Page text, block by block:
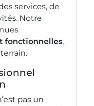
services, de
Notre
fonctionnelles,
pas un